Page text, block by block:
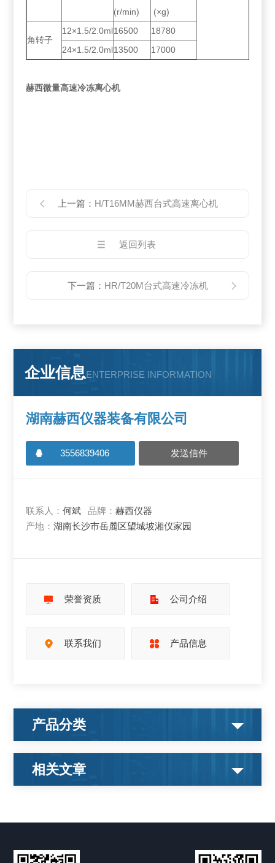
(r/min)
(×g)
角转子
12×1.5/2.0ml16500
18780
24×1.5/2.0ml13500 17000
赫西微量高速冷冻离心机
上一篇： H/T16MM赫西台式高速离心机
返回列表
下一篇： HR/T20M台式高速冷冻机
企业信息ENTERPRISE INFORMATION
湖南赫西仪器装备有限公司
3556839406 发送信件
联系人：何斌 品牌：赫西仪器
产地：湖南长沙市岳麓区望城坡湘仪家园
荣誉资质 公司介绍
联系我们 产品信息
产品分类
相关文章